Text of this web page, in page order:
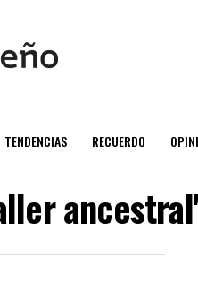
TENDENCIAS RECUERDO